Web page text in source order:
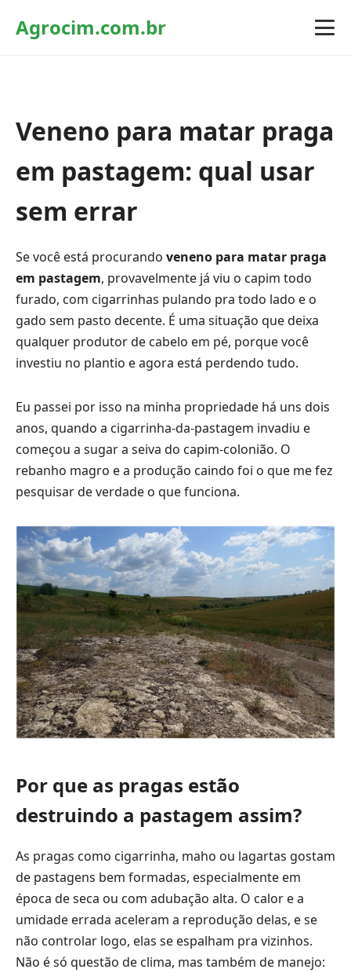
Agrocim.com.br
Veneno para matar praga
em pastagem: qual usar
sem errar
Se você está procurando veneno para matar praga
em pastagem, provavelmente já viu o capim todo
furado, com cigarrinhas pulando pra todo lado e o
gado sem pasto decente. É uma situação que deixa
qualquer produtor de cabelo em pé, porque você
investiu no plantio e agora está perdendo tudo.
Eu passei por isso na minha propriedade há uns dois
anos, quando a cigarrinha-da-pastagem invadiu e
começou a sugar a seiva do capim-colonião. O
rebanho magro e a produção caindo foi o que me fez
pesquisar de verdade o que funciona.
Por que as pragas estão
destruindo a pastagem assim?
As pragas como cigarrinha, maho ou lagartas gostam
de pastagens bem formadas, especialmente em
época de seca ou com adubação alta. O calor e a
umidade errada aceleram a reprodução delas, e se
não controlar logo, elas se espalham pra vizinhos.
Não é só questão de clima, mas também de manejo: